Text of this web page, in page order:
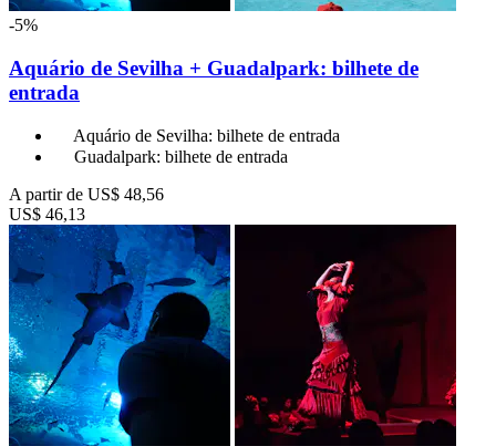
-5%
Aquário de Sevilha + Guadalpark: bilhete de
entrada
Aquário de Sevilha: bilhete de entrada
Guadalpark: bilhete de entrada
A partir de US$ 48,56
US$ 46,13